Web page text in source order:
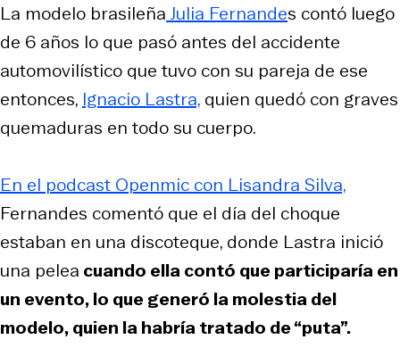
La modelo brasileña Julia Fernandes contó luego
de 6 años lo que pasó antes del accidente
automovilístico que tuvo con su pareja de ese
entonces, Ignacio Lastra, quien quedó con graves
quemaduras en todo su cuerpo.
En el podcast Openmic con Lisandra Silva,
Fernandes comentó que el día del choque
estaban en una discoteque, donde Lastra inició
una pelea cuando ella contó que participaría en
un evento, lo que generó la molestia del
modelo, quien la habría tratado de “puta”.